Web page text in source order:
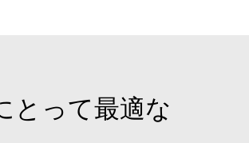
とって最適な